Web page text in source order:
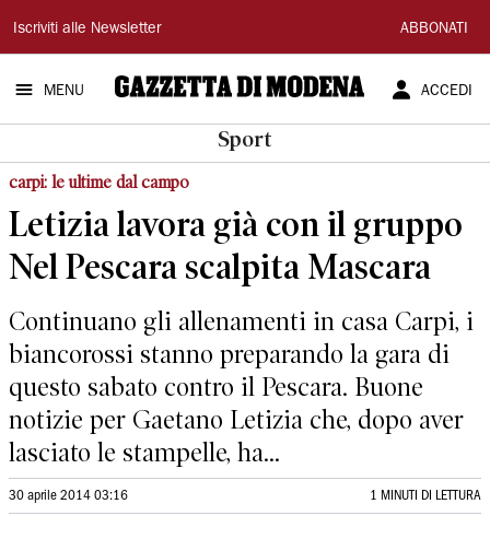
Gazzetta
di
Modena
Iscriviti alle Newsletter ABBONATI
MENU ACCEDI
Sport
carpi: le ultime dal campo
Letizia lavora già con il gruppo
Nel Pescara scalpita Mascara
Continuano gli allenamenti in casa Carpi, i
biancorossi stanno preparando la gara di
questo sabato contro il Pescara. Buone
notizie per Gaetano Letizia che, dopo aver
lasciato le stampelle, ha...
30 aprile 2014 03:16 1 MINUTI DI LETTURA